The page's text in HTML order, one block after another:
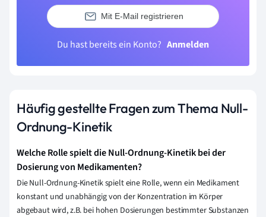
Mit E-Mail registrieren
Du hast bereits ein Konto? Anmelden
Häufig gestellte Fragen zum Thema Null-
Ordnung-Kinetik
Welche Rolle spielt die Null-Ordnung-Kinetik bei der
Dosierung von Medikamenten?
Die Null-Ordnung-Kinetik spielt eine Rolle, wenn ein Medikament
konstant und unabhängig von der Konzentration im Körper
abgebaut wird, z.B. bei hohen Dosierungen bestimmter Substanzen